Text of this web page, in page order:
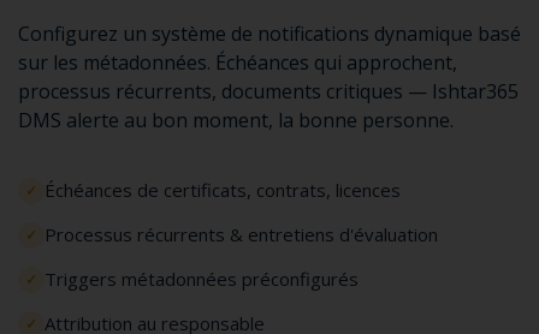
Configurez un système de notifications dynamique basé
sur les métadonnées. Échéances qui approchent,
processus récurrents, documents critiques — Ishtar365
DMS alerte au bon moment, la bonne personne.
Échéances de certificats, contrats, licences
Processus récurrents & entretiens d'évaluation
Triggers métadonnées préconfigurés
Attribution au responsable